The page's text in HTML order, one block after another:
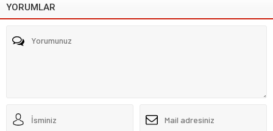
YORUMLAR